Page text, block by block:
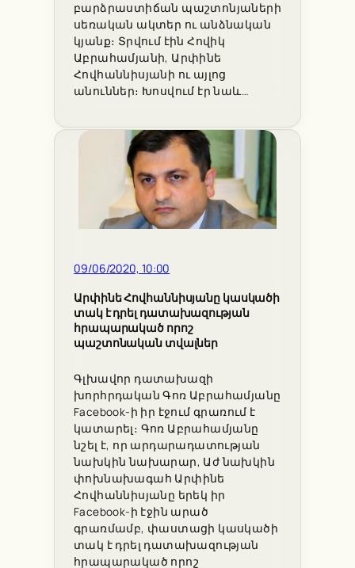
բարձրաստիճան պաշտոնյաների
սեռական ակտեր ու անձնական
կյանք։ Տրվում էին Հովիկ
Աբրահամյանի, Արփինե
Հովհաննիսյանի ու այլոց
անուններ։ Խոսվում էր նաև…
09/06/2020, 10:00
Արփինե Հովհաննիսյանը կասկածի
տակ է դրել դատախազության
հրապարակած որոշ
պաշտոնական տվալներ
Գլխավոր դատախազի
խորհրդական Գոռ Աբրահամյանը
Facebook-ի իր էջում գրառում է
կատարել։ Գոռ Աբրահամյանը
նշել է, որ արդարադատության
նախկին նախարար, Աժ նախկին
փոխնախագահ Արփինե
Հովհաննիսյանը երեկ իր
Facebook-ի էջին արած
գրառմամբ, փաստացի կասկածի
տակ է դրել դատախազության
հրապարակած որոշ